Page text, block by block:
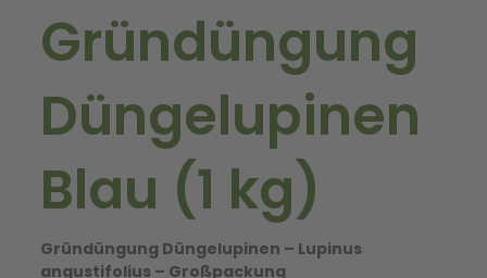
Gründüngung
Düngelupinen
Blau (1 kg)
Gründüngung Düngelupinen – Lupinus
angustifolius – Großpackung